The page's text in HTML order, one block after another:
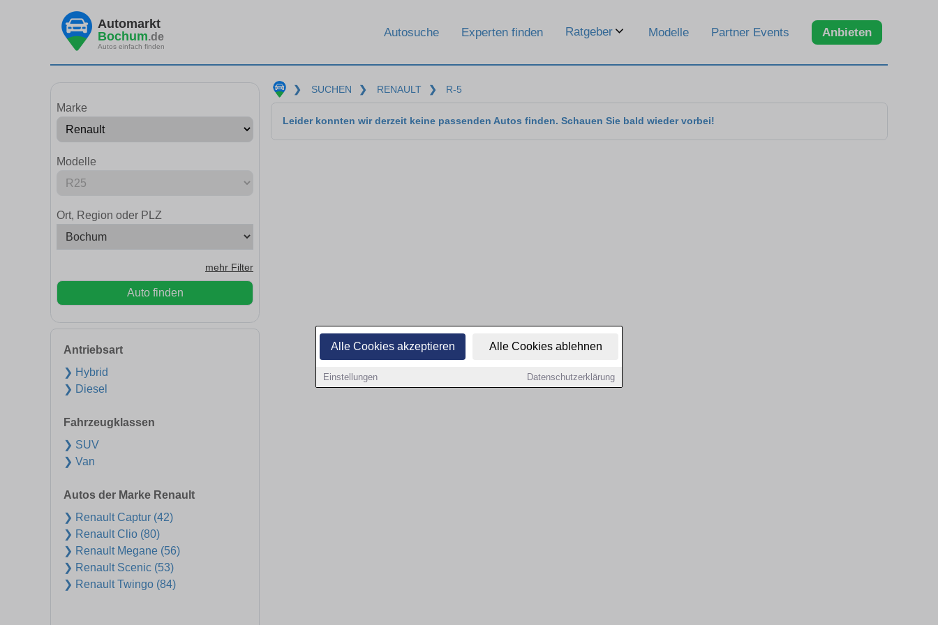
Alle Cookies akzeptieren Alle Cookies ablehnen
Einstellungen Datenschutzerklärung
Automarkt
Bochum.de
Autos einfach finden
Autosuche Experten finden Ratgeber Modelle Partner Events Anbieten
Marke
Modelle
Ort, Region oder PLZ
mehr Filter
Auto finden
Antriebsart
❯ Hybrid
❯ Diesel
Fahrzeugklassen
❯ SUV
❯ Van
Autos der Marke Renault
❯ Renault Captur (42)
❯ Renault Clio (80)
❯ Renault Megane (56)
❯ Renault Scenic (53)
❯ Renault Twingo (84)
❯ SUCHEN ❯ RENAULT ❯ R-5
Leider konnten wir derzeit keine passenden Autos finden. Schauen Sie bald wieder vorbei!